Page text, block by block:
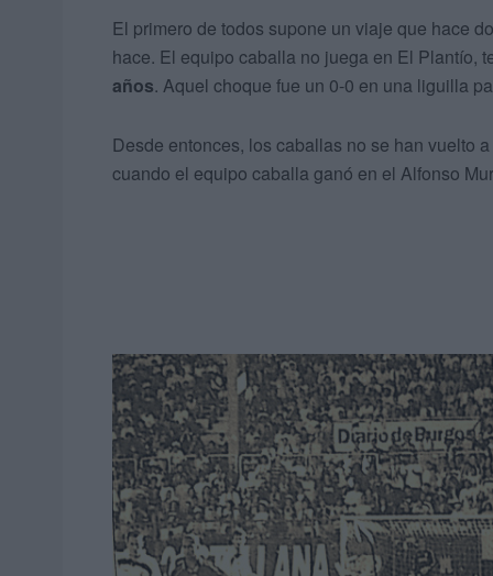
El primero de todos supone un viaje que hace
hace. El equipo caballa no juega en El Plantío,
años. Aquel choque fue un 0-0 en una liguilla
Desde entonces, los caballas no se han vuelto
cuando el equipo caballa ganó en el Alfonso